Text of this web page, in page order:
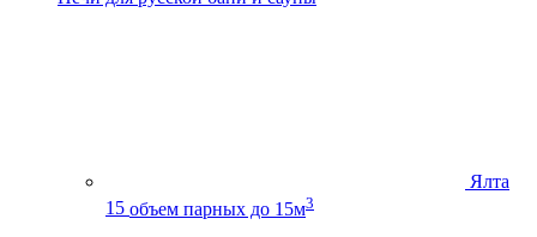
Ялта
15 объем парных до 15м3